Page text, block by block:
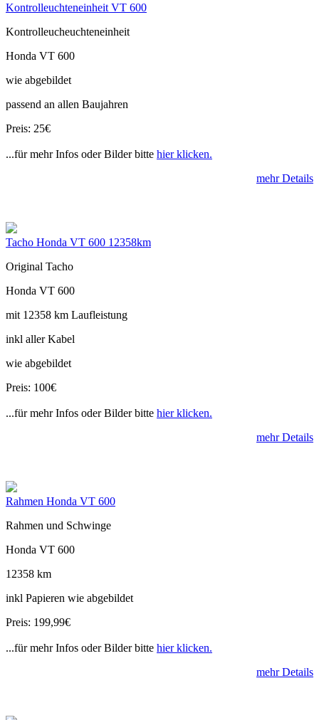
Kontrolleuchteneinheit VT 600
Kontrolleucheuchteneinheit
Honda VT 600
wie abgebildet
passend an allen Baujahren
Preis: 25€
...für mehr Infos oder Bilder bitte hier klicken.
mehr Details
Tacho Honda VT 600 12358km
Original Tacho
Honda VT 600
mit 12358 km Laufleistung
inkl aller Kabel
wie abgebildet
Preis: 100€
...für mehr Infos oder Bilder bitte hier klicken.
mehr Details
Rahmen Honda VT 600
Rahmen und Schwinge
Honda VT 600
12358 km
inkl Papieren wie abgebildet
Preis: 199,99€
...für mehr Infos oder Bilder bitte hier klicken.
mehr Details